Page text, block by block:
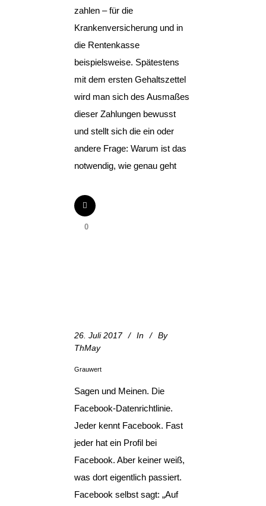
zahlen – für die
Krankenversicherung und in
die Rentenkasse
beispielsweise. Spätestens
mit dem ersten Gehaltszettel
wird man sich des Ausmaßes
dieser Zahlungen bewusst
und stellt sich die ein oder
andere Frage: Warum ist das
notwendig, wie genau geht
0
26. Juli 2017 In
By
ThMay
Grauwert
Sagen und Meinen. Die
Facebook-Datenrichtlinie.
Jeder kennt Facebook. Fast
jeder hat ein Profil bei
Facebook. Aber keiner weiß,
was dort eigentlich passiert.
Facebook selbst sagt: „Auf